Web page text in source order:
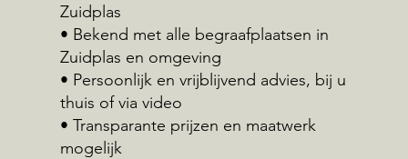
Zuidplas
• Bekend met alle begraafplaatsen in
Zuidplas en omgeving
• Persoonlijk en vrijblijvend advies, bij u
thuis of via video
• Transparante prijzen en maatwerk
mogelijk